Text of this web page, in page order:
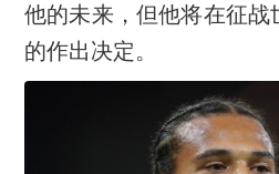
他的未来，但他将在征
的作出决定。